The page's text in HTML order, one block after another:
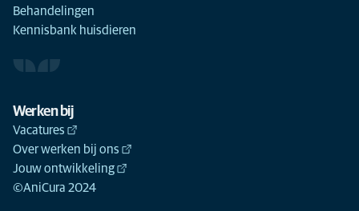
Behandelingen
Kennisbank huisdieren
Werken bij
Vacatures
Over werken bij ons
Jouw ontwikkeling
©AniCura 2024